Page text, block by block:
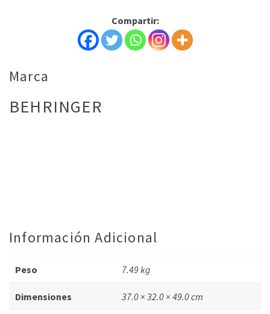
Compartir:
Marca
BEHRINGER
Información Adicional
Peso 7.49 kg
Dimensiones 37.0 × 32.0 × 49.0 cm